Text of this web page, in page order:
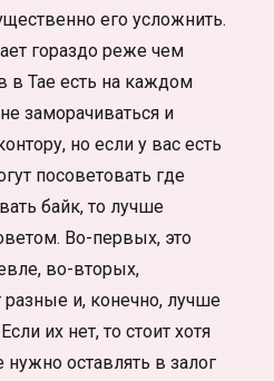
его усложнить.
гораздо реже чем
в Тае есть на каждом
заморачиваться и
но если у вас есть
посоветовать где
байк, то лучше
Во-первых, это
во-вторых,
и, конечно, лучше
их нет, то стоит хотя
оставлять в залог